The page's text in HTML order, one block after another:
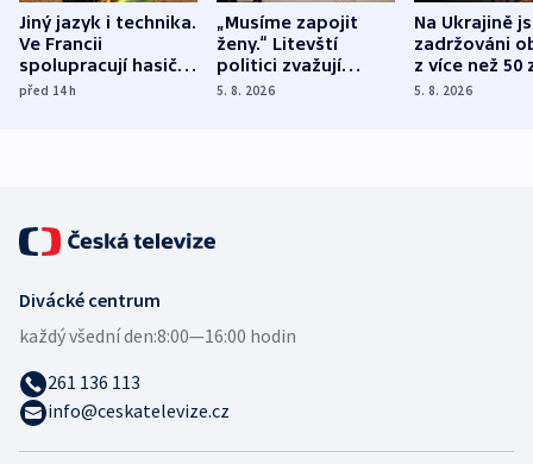
Jiný jazyk i technika.
Ve Francii
spolupracují hasiči z
různých zemí
před 14h
„Musíme zapojit
ženy.“ Litevští
politici zvažují
dohodu o
5. 8. 2026
Na Ukrajině
zadržováni
z více než 50
Bojovali na
5. 8. 2026
Divácké centrum
každý všední den:8:00—16:00 hodin
261 136 113
info@ceskatelevize.cz